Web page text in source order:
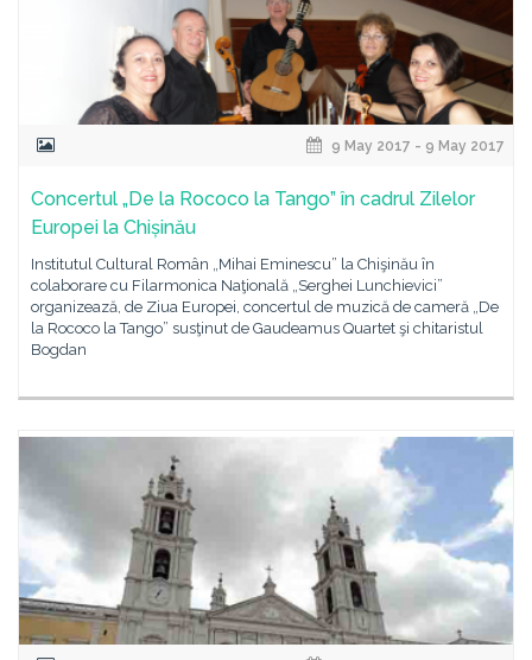
9 May 2017 - 9 May 2017
Concertul „De la Rococo la Tango” în cadrul Zilelor
Europei la Chișinău
Institutul Cultural Român „Mihai Eminescu” la Chişinău în
colaborare cu Filarmonica Naţională „Serghei Lunchievici”
organizează, de Ziua Europei, concertul de muzică de cameră „De
la Rococo la Tango” susţinut de Gaudeamus Quartet şi chitaristul
Bogdan